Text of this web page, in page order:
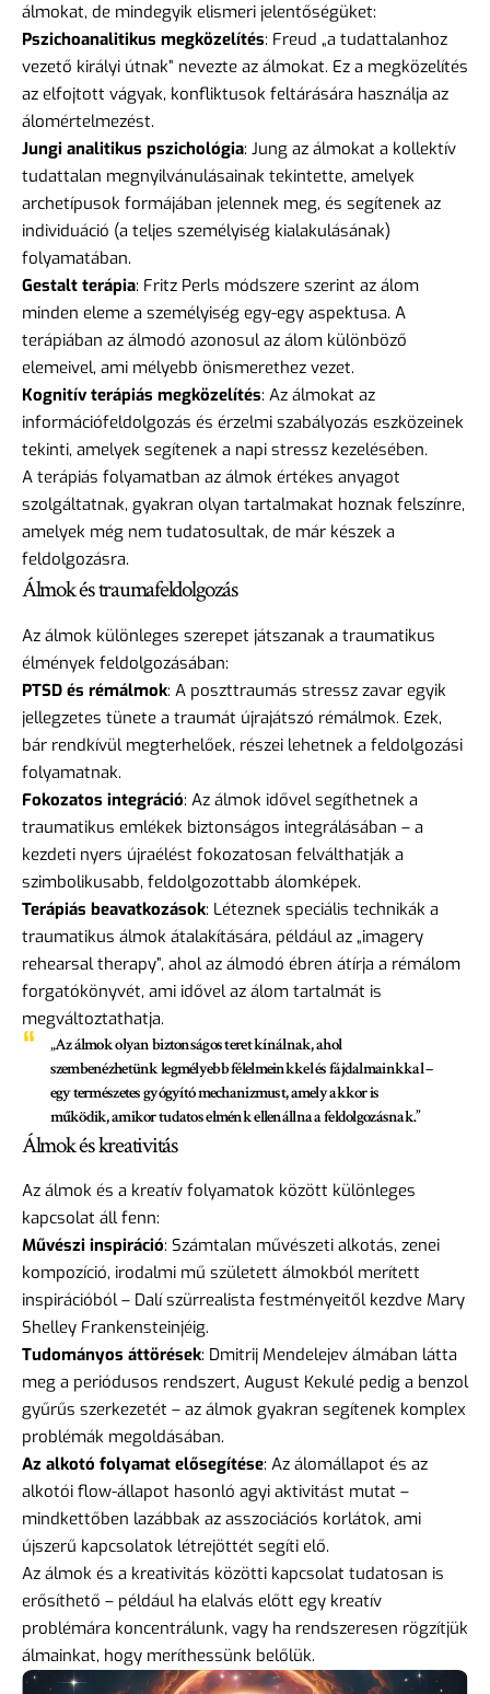
álmokat, de mindegyik elismeri jelentőségüket:
Pszichoanalitikus megközelítés: Freud „a tudattalanhoz
vezető királyi útnak” nevezte az álmokat. Ez a megközelítés
az elfojtott vágyak, konfliktusok feltárására használja az
álomértelmezést.
Jungi analitikus pszichológia: Jung az álmokat a kollektív
tudattalan megnyilvánulásainak tekintette, amelyek
archetípusok formájában jelennek meg, és segítenek az
individuáció (a teljes személyiség kialakulásának)
folyamatában.
Gestalt terápia: Fritz Perls módszere szerint az álom
minden eleme a személyiség egy-egy aspektusa. A
terápiában az álmodó azonosul az álom különböző
elemeivel, ami mélyebb önismerethez vezet.
Kognitív terápiás megközelítés: Az álmokat az
információfeldolgozás és érzelmi szabályozás eszközeinek
tekinti, amelyek segítenek a napi stressz kezelésében.
A terápiás folyamatban az álmok értékes anyagot
szolgáltatnak, gyakran olyan tartalmakat hoznak felszínre,
amelyek még nem tudatosultak, de már készek a
feldolgozásra.
Álmok és traumafeldolgozás
Az álmok különleges szerepet játszanak a traumatikus
élmények feldolgozásában:
PTSD és rémálmok: A poszttraumás stressz zavar egyik
jellegzetes tünete a traumát újrajátszó rémálmok. Ezek,
bár rendkívül megterhelőek, részei lehetnek a feldolgozási
folyamatnak.
Fokozatos integráció: Az álmok idővel segíthetnek a
traumatikus emlékek biztonságos integrálásában – a
kezdeti nyers újraélést fokozatosan felválthatják a
szimbolikusabb, feldolgozottabb álomképek.
Terápiás beavatkozások: Léteznek speciális technikák a
traumatikus álmok átalakítására, például az „imagery
rehearsal therapy”, ahol az álmodó ébren átírja a rémálom
forgatókönyvét, ami idővel az álom tartalmát is
megváltoztathatja.
„Az álmok olyan biztonságos teret kínálnak, ahol
szembenézhetünk legmélyebb félelmeinkkel és fájdalmainkkal –
egy természetes gyógyító mechanizmust, amely akkor is
működik, amikor tudatos elménk ellenállna a feldolgozásnak.”
Álmok és kreativitás
Az álmok és a kreatív folyamatok között különleges
kapcsolat áll fenn:
Művészi inspiráció: Számtalan művészeti alkotás, zenei
kompozíció, irodalmi mű született álmokból merített
inspirációból – Dalí szürrealista festményeitől kezdve Mary
Shelley Frankensteinjéig.
Tudományos áttörések: Dmitrij Mendelejev álmában látta
meg a periódusos rendszert, August Kekulé pedig a benzol
gyűrűs szerkezetét – az álmok gyakran segítenek komplex
problémák megoldásában.
Az alkotó folyamat elősegítése: Az álomállapot és az
alkotói flow-állapot hasonló agyi aktivitást mutat –
mindkettőben lazábbak az asszociációs korlátok, ami
újszerű kapcsolatok létrejöttét segíti elő.
Az álmok és a kreativitás közötti kapcsolat tudatosan is
erősíthető – például ha elalvás előtt egy kreatív
problémára koncentrálunk, vagy ha rendszeresen rögzítjük
álmainkat, hogy meríthessünk belőlük.